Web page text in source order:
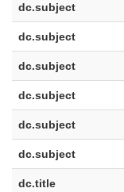
dc.subject
dc.subject
dc.subject
dc.subject
dc.subject
dc.subject
dc.title